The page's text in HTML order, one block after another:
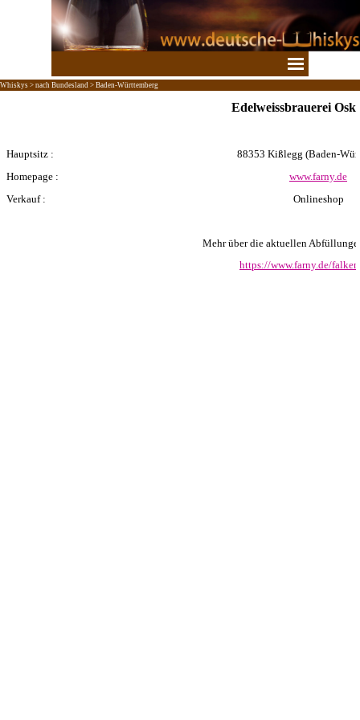
Direkt zum Seiteninhalt
Whiskys > nach Bundesland > Baden-Württemberg
Edelweissbrauerei
Hauptsitz : 88353 Kißlegg (Baden-
Homepage :
www.farny.de
Verkauf :
Onlineshop
Mehr über die aktuellen
https://www.farny.de/